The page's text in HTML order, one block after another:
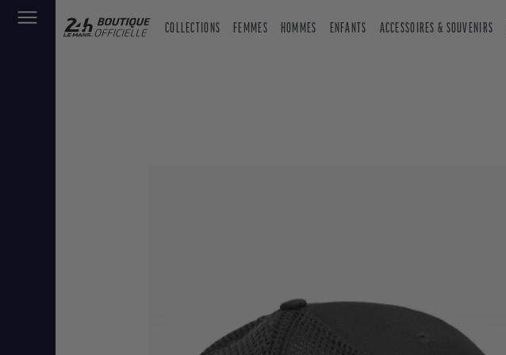
COLLECTIONS FEMMES HOMMES ENFANTS ACCESSOIRES & SOUVENIRS